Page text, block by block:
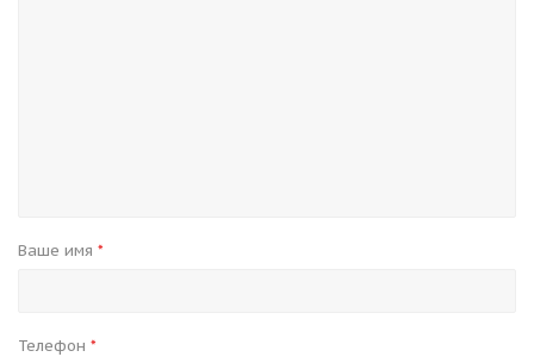
Ваше имя *
Телефон *